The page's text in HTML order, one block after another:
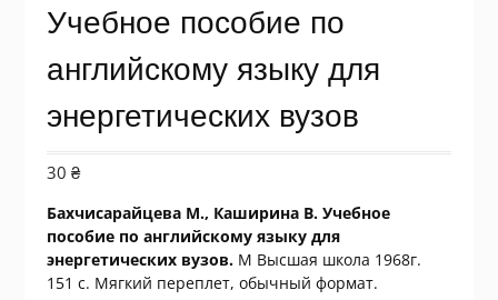
Учебное пособие по
английскому языку для
энергетических вузов
30 ₴
Бахчисарайцева М., Каширина В. Учебное
пособие по английскому языку для
энергетических вузов. М Высшая школа 1968г.
151 с. Мягкий переплет, обычный формат.